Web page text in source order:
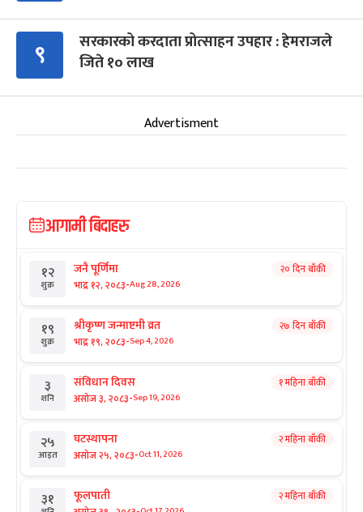
९
सरकारको करदाता प्रोत्साहन उपहार : हेमराजले
जिते १० लाख
Advertisment
आगामी बिदाहरु
१२
शुक्र
जनै पूर्णिमा
भाद्र १२, २०८३-Aug 28, 2026
२० दिन बाँकी
१९
शुक्र
श्रीकृष्ण जन्माष्टमी व्रत
भाद्र १९, २०८३-Sep 4, 2026
२७ दिन बाँकी
३
शनि
संविधान दिवस
असोज ३, २०८३-Sep 19, 2026
१ महिना बाँकी
२५
आइत
घटस्थापना
असोज २५, २०८३-Oct 11, 2026
२ महिना बाँकी
३१ फूलपाती २ महिना बाँकी